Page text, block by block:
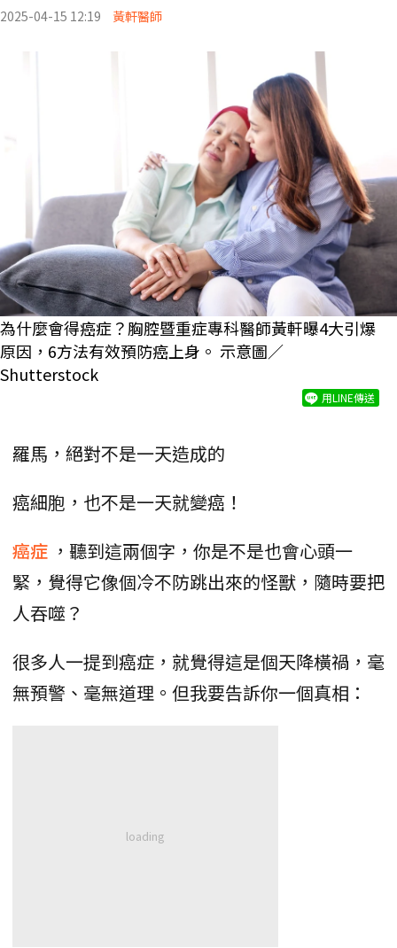
2025-04-15 12:19 黃軒醫師
為什麼會得癌症？胸腔暨重症專科醫師黃軒曝4大引爆
原因，6方法有效預防癌上身。 示意圖／
Shutterstock
用LINE傳送
羅馬，絕對不是一天造成的
癌細胞，也不是一天就變癌！
癌症 ，聽到這兩個字，你是不是也會心頭一
緊，覺得它像個冷不防跳出來的怪獸，隨時要把
人吞噬？
很多人一提到癌症，就覺得這是個天降橫禍，毫
無預警、毫無道理。但我要告訴你一個真相：